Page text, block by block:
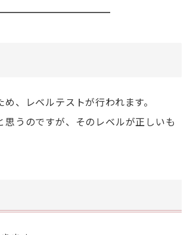
、レベルテストが行われます。
うのですが、そのレベルが正しいも